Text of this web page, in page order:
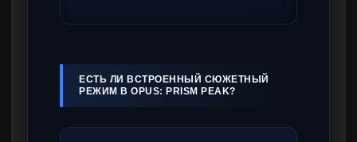
ЕСТЬ ЛИ ВСТРОЕННЫЙ СЮЖЕТНЫЙ
РЕЖИМ В OPUS: PRISM PEAK?